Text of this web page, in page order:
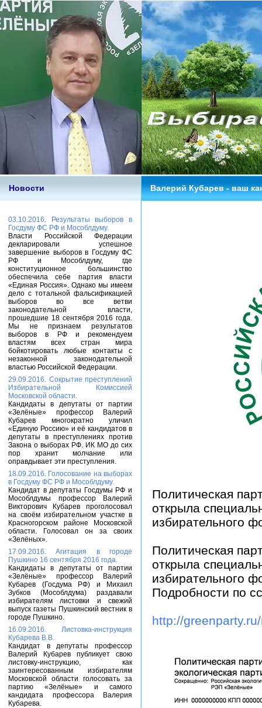
Новости Валерий Кубарев - ваш
03.10.2016. Результаты выборов в
Госдуму ФС РФ и Мособлдуму.
Власти Российской Федерации
декларировали успешное
завершение выборов в Госдуму ФС
РФ и Мособлдуму, где
конституционное большинство
обеспечила себе партия власти
«Единая Россия». Однако мы имеем
дело с тотальной фальсификацией
выборов во все ветви
законодательной власти,
прошедшие 18 сентября 2016 года.
Мы не признаем результатов
выборов в РФ и рекомендуем
властям всех стран мира
бойкотировать любые контакты с
незаконной законодательной
властью Российской Федерации.
29.09.2016. Сокрытие преступлений
Избирательной Комиссией
Московской области.
Кандидаты в депутаты от партии
«Зелёные» профессор Валерий
Кубарев многократно уличил
«Единую Россию» и её кандидатов в
депутаты в преступлениях против
Закона о выборах РФ. ИК МО до сих
пор хранит молчание или
оправдывает эти преступления.
18.09.2016. Голосование на выборах
в Госдуму ФС РФ и Мособлдуму.
Кандидат в депутаты Госдумы РФ и
Мособлдумы профессор Валерий
Викторович Кубарев проголосовал
на своём избирательном участке в
Красногорском районе Московской
области. Голосовал он за своих
«Зелёных».
17.09.2016. Агитация в городе
Пушкино 16 сентября 2016 года.
Кандидаты в депутаты от партии
«Зелёные» профессор Валерий
Кубарев (Госдума РФ) и Михаил
Зубков (Мособлдума) раздавали
избирателям листовки и свежий
выпуск газеты Пушкинский вестник в
городе Пушкино.
16.09.2016. Листовка-инструкция
Кубарева В.В.
Кандидат в депутаты профессор
Валерий Кубарев публикует свою
листовку-инструкцию, как
заинтересованным избирателям
Московской области голосовать за
партию «Зелёные» и самого
кандидата профессора Валерия
Кубарева.
Политическая
открыла
избирательного
Политическая
открыла
избирательного
Подробности по
http://